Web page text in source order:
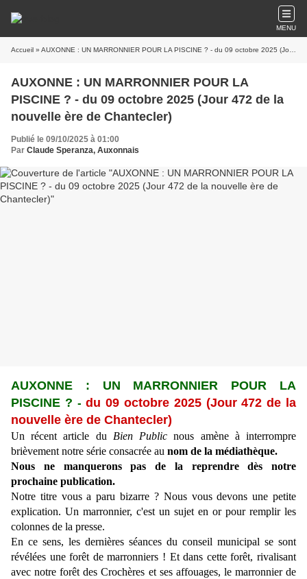
MENU
Accueil » AUXONNE : UN MARRONNIER POUR LA PISCINE ? - du 09 octobre 2025 (Jour 472 de la nouvelle ère de Chantecler)
AUXONNE : UN MARRONNIER POUR LA
PISCINE ? - du 09 octobre 2025 (Jour 472 de la
nouvelle ère de Chantecler)
Publié le 09/10/2025 à 01:00
Par Claude Speranza, Auxonnais
AUXONNE : UN MARRONNIER POUR LA
PISCINE ? -du 09 octobre 2025 (Jour 472 de la
nouvelle ère de Chantecler)
Un récent article du Bien Public nous amène à interrompre
brièvement notre série consacrée au nom de la médiathèque.
Nous ne manquerons pas de la reprendre dès notre
prochaine publication.
Notre titre vous a paru bizarre ? Nous vous devons une petite
explication. Un marronnier, c'est un sujet en or pour remplir les
colonnes de la presse.
En ce sens, les dernières séances du conseil municipal se sont
révélées une forêt de marronniers ! Et dans cette forêt, rivalisant
avec notre forêt des Crochères et ses affouages, le marronnier de